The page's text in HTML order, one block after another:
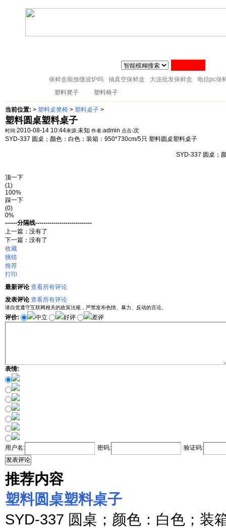
塑料整理箱 塑料储物架
保鲜盒能放微波炉吗 抽真空保鲜盒 大连批发保鲜盒
电信pc保
塑料凳子 塑料椅子
当前位置: > 塑料桌凳椅 > 塑料桌子 >
塑料圆桌塑料桌子
时间:2010-08-14 10:44来源:未知 作者:admin 点击:次
SYD-337 圆桌；颜色：白色；装箱：950*730cm/5只 塑料圆桌塑料桌子
SYD-337 圆桌；
顶一下
(1)
100%
踩一下
(0)
0%
------分隔线----------------------------
上一篇：没有了
下一篇：没有了
收藏
挑错
推荐
打印
最新评论 查看所有评论
发表评论 查看所有评论
请自觉遵守互联网相关的政策法规，严禁发布色情、暴力、反动的言论。
评价: 中立 好评 差评
表情:
用户名: 密码:
验证码:
发表评论
推荐内容
塑料圆桌塑料桌子
SYD-337 圆桌；颜色：白色；装